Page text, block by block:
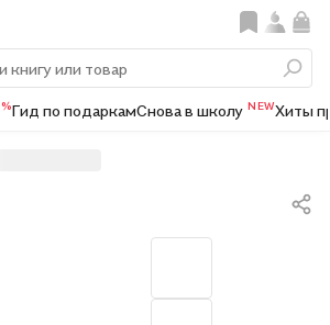
%Гид по подаркамСнова в школу NEWХиты